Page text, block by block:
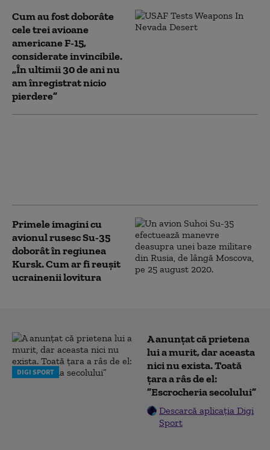
Cum au fost doborâte
cele trei avioane
americane F-15,
considerate invincibile.
„În ultimii 30 de ani nu
am înregistrat nicio
pierdere”
Primele imagini cu
avionul rusesc Su-35
doborât în regiunea
Kursk. Cum ar fi reușit
ucrainenii lovitura
DIGI SPORT
A anunțat că prietena
lui a murit, dar aceasta
nici nu exista. Toată
țara a râs de el:
”Escrocheria secolului”
Descarcă aplicația Digi
Sport